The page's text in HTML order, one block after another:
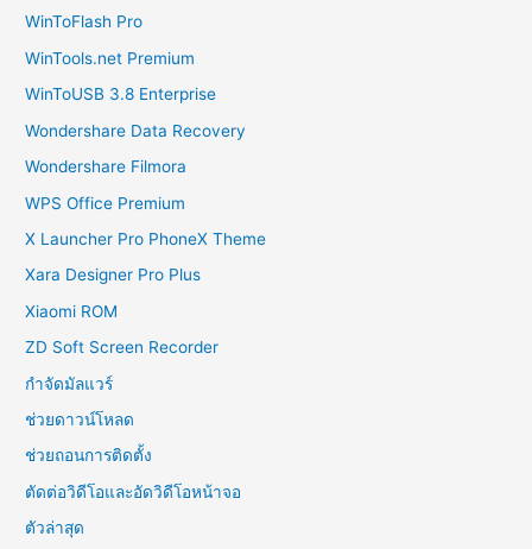
WinToFlash Pro
WinTools.net Premium
WinToUSB 3.8 Enterprise
Wondershare Data Recovery
Wondershare Filmora
WPS Office Premium
X Launcher Pro PhoneX Theme
Xara Designer Pro Plus
Xiaomi ROM
ZD Soft Screen Recorder
กำจัดมัลแวร์
ช่วยดาวน์โหลด
ช่วยถอนการติดตั้ง
ตัดต่อวิดีโอและอัดวิดีโอหน้าจอ
ตัวล่าสุด